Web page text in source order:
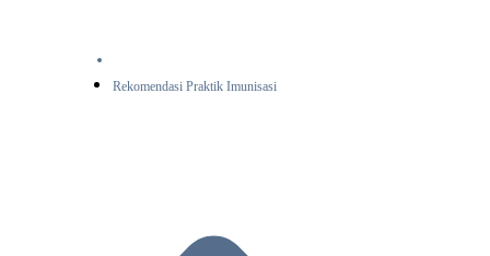
Rekomendasi Praktik Imunisasi